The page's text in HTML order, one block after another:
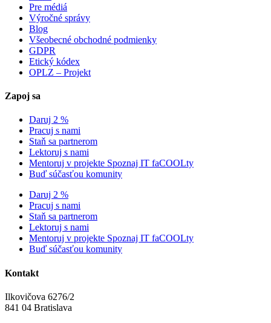
Pre médiá
Výročné správy
Blog
Všeobecné obchodné podmienky
GDPR
Etický kódex
OPLZ – Projekt
Zapoj sa
Daruj 2 %
Pracuj s nami
Staň sa partnerom
Lektoruj s nami
Mentoruj v projekte Spoznaj IT faCOOLty
Buď súčasťou komunity
Daruj 2 %
Pracuj s nami
Staň sa partnerom
Lektoruj s nami
Mentoruj v projekte Spoznaj IT faCOOLty
Buď súčasťou komunity
Kontakt
Ilkovičova 6276/2
841 04 Bratislava